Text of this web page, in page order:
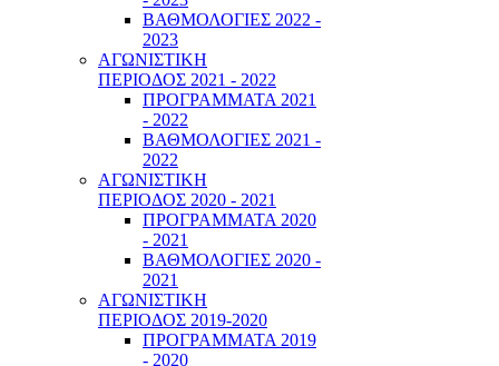
ΒΑΘΜΟΛΟΓΙΕΣ 2022 -
2023
ΑΓΩΝΙΣΤΙΚΗ
ΠΕΡΙΟΔΟΣ 2021 - 2022
ΠΡΟΓΡΑΜΜΑΤΑ 2021
- 2022
ΒΑΘΜΟΛΟΓΙΕΣ 2021 -
2022
ΑΓΩΝΙΣΤΙΚΗ
ΠΕΡΙΟΔΟΣ 2020 - 2021
ΠΡΟΓΡΑΜΜΑΤΑ 2020
- 2021
ΒΑΘΜΟΛΟΓΙΕΣ 2020 -
2021
ΑΓΩΝΙΣΤΙΚΗ
ΠΕΡΙΟΔΟΣ 2019-2020
ΠΡΟΓΡΑΜΜΑΤΑ 2019
- 2020